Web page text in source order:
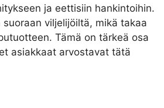
ja eettisiin hankintoihin.
viljelijöiltä, mikä takaa
Tämä on tärkeä osa
asiakkaat arvostavat tätä